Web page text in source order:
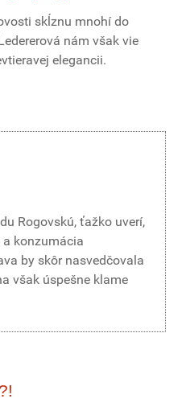
skĺznu mnohí do
nám však vie
elegancii.
Rogovskú, ťažko uverí,
konzumácia
by skôr nasvedčovala
však úspešne klame